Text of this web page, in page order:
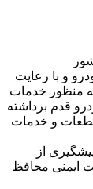
و با رعایت
به منظور خدمات
قدم برداشته
قطعات و خدمات
از
ایمنی محافظ